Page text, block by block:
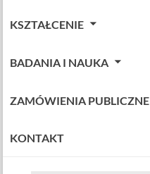
KSZTAŁCENIE
BADANIA I NAUKA
ZAMÓWIENIA PUBLICZNE
KONTAKT